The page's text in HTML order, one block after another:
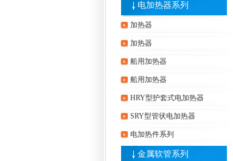
电加热器系列
加热器
加热器
船用加热器
船用加热器
HRY型护套式电加热器
SRY型管状电加热器
电加热件系列
金属软管系列